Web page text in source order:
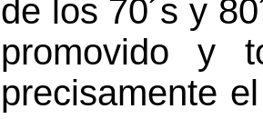
de los 70´s y
promovido y
precisamente